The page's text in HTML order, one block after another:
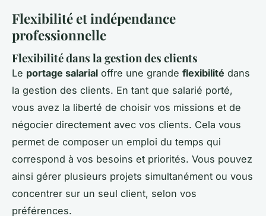
Flexibilité et indépendance
professionnelle
Flexibilité dans la gestion des clients
Le portage salarial offre une grande flexibilité dans
la gestion des clients. En tant que salarié porté,
vous avez la liberté de choisir vos missions et de
négocier directement avec vos clients. Cela vous
permet de composer un emploi du temps qui
correspond à vos besoins et priorités. Vous pouvez
ainsi gérer plusieurs projets simultanément ou vous
concentrer sur un seul client, selon vos
préférences.